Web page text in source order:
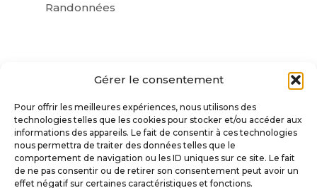
Gérer le consentement
Pour offrir les meilleures expériences, nous utilisons des
technologies telles que les cookies pour stocker et/ou accéder aux
informations des appareils. Le fait de consentir à ces technologies
nous permettra de traiter des données telles que le
comportement de navigation ou les ID uniques sur ce site. Le fait
de ne pas consentir ou de retirer son consentement peut avoir un
effet négatif sur certaines caractéristiques et fonctions.
Randonnées
VILLE DE SAINT-AMANT-TALLENDE